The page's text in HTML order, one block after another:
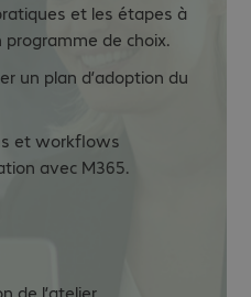
et les étapes à
programme de choix.
un plan d’adoption du
et workflows
avec M365.
de l’atelier.